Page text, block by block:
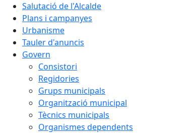
Salutació de l'Alcalde
Plans i campanyes
Urbanisme
Tauler d'anuncis
Govern
Consistori
Regidories
Grups municipals
Organització municipal
Tècnics municipals
Organismes dependents